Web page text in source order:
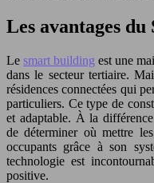
Les avantages
Lesmart building est une
dans le secteur tertiaire.
résidences connectées qui
particuliers. Ce type de
et adaptable. À la
de déterminer où mettre
occupants grâce à son
technologie est
positive.